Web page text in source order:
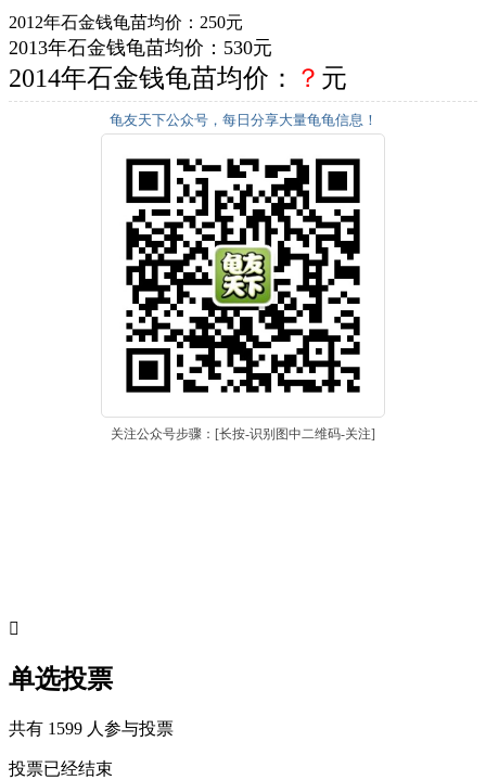
2012年石金钱龟苗均价：250元
2013年石金钱龟苗均价：530元
2014年石金钱龟苗均价： ？ 元
龟友天下公众号，每日分享大量龟龟信息！
关注公众号步骤：[长按-识别图中二维码-关注]

单选投票
共有 1599 人参与投票
投票已经结束